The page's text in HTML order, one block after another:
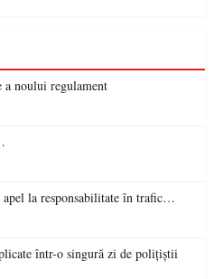
a noului regulament
Polițiștii sătmăreni fac apel la responsabilitate în trafic…
într-o singură zi de polițiștii